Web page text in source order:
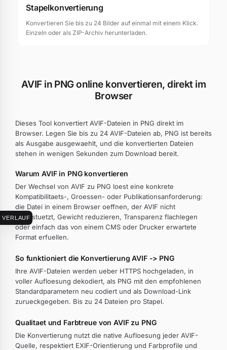
VERLAUF
Stapelkonvertierung
Konvertieren Sie bis zu 24 Bilder auf einmal mit einem Klick.
Einzeln oder als ZIP-Archiv herunterladen.
AVIF in PNG online konvertieren, direkt im
Browser
Dieses Tool konvertiert AVIF-Dateien in PNG direkt im
Browser. Legen Sie bis zu 24 AVIF-Dateien ab, PNG ist bereits
als Ausgabe ausgewaehlt, und die konvertierten Dateien
stehen in wenigen Sekunden zum Download bereit.
Warum AVIF in PNG konvertieren
Der Wechsel von AVIF zu PNG loest eine konkrete
Kompatibilitaets-, Groessen- oder Publikationsanforderung:
die Datei in einem Browser oeffnen, der AVIF nicht
unterstuetzt, Gewicht reduzieren, Transparenz flachlegen
oder einfach das von einem CMS oder Drucker erwartete
Format erfuellen.
So funktioniert die Konvertierung AVIF -> PNG
Ihre AVIF-Dateien werden ueber HTTPS hochgeladen, in
voller Aufloesung dekodiert, als PNG mit den empfohlenen
Standardparametern neu codiert und als Download-Link
zurueckgegeben. Bis zu 24 Dateien pro Stapel.
Qualitaet und Farbtreue von AVIF zu PNG
Die Konvertierung nutzt die native Aufloesung jeder AVIF-
Quelle, respektiert EXIF-Orientierung und Farbprofile und